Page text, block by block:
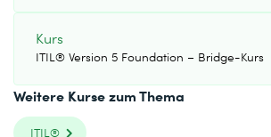
Kurs
ITIL® Version 5 Foundation – Bridge-Kurs
Weitere Kurse zum Thema
ITIL®